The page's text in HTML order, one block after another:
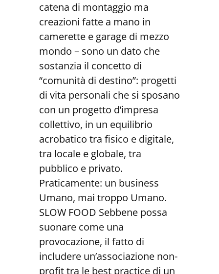
catena di montaggio ma
creazioni fatte a mano in
camerette e garage di mezzo
mondo – sono un dato che
sostanzia il concetto di
“comunità di destino”: progetti
di vita personali che si sposano
con un progetto d’impresa
collettivo, in un equilibrio
acrobatico tra fisico e digitale,
tra locale e globale, tra
pubblico e privato.
Praticamente: un business
Umano, mai troppo Umano.
SLOW FOOD Sebbene possa
suonare come una
provocazione, il fatto di
includere un’associazione non-
profit tra le best practice di un